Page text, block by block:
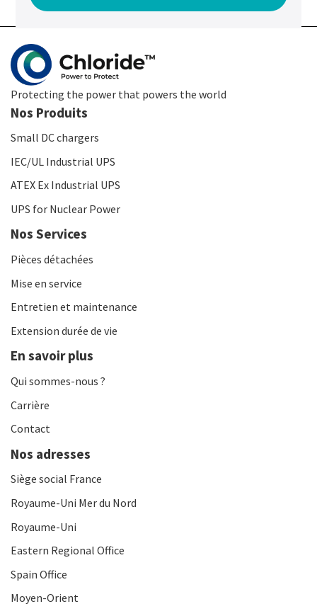
Protecting the power that powers the world
Nos Produits
Small DC chargers
IEC/UL Industrial UPS
ATEX Ex Industrial UPS
UPS for Nuclear Power
Nos Services
Pièces détachées
Mise en service
Entretien et maintenance
Extension durée de vie
En savoir plus
Qui sommes-nous ?
Carrière
Contact
Nos adresses
Siège social France
Royaume-Uni Mer du Nord
Royaume-Uni
Eastern Regional Office
Spain Office
Moyen-Orient